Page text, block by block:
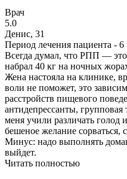
Врач
5.0
Денис, 31
Период лечения пациента - 6
Всегда думал, что РПП — это
набрал 40 кг на ночных
Жена настояла на клинике,
воли не поможет, это
расстройств пищевого
антидепрессанты,
меня учили различать голод
бешеное желание сорваться,
Минус: надо выполнять
выйдет.
Читать полностью